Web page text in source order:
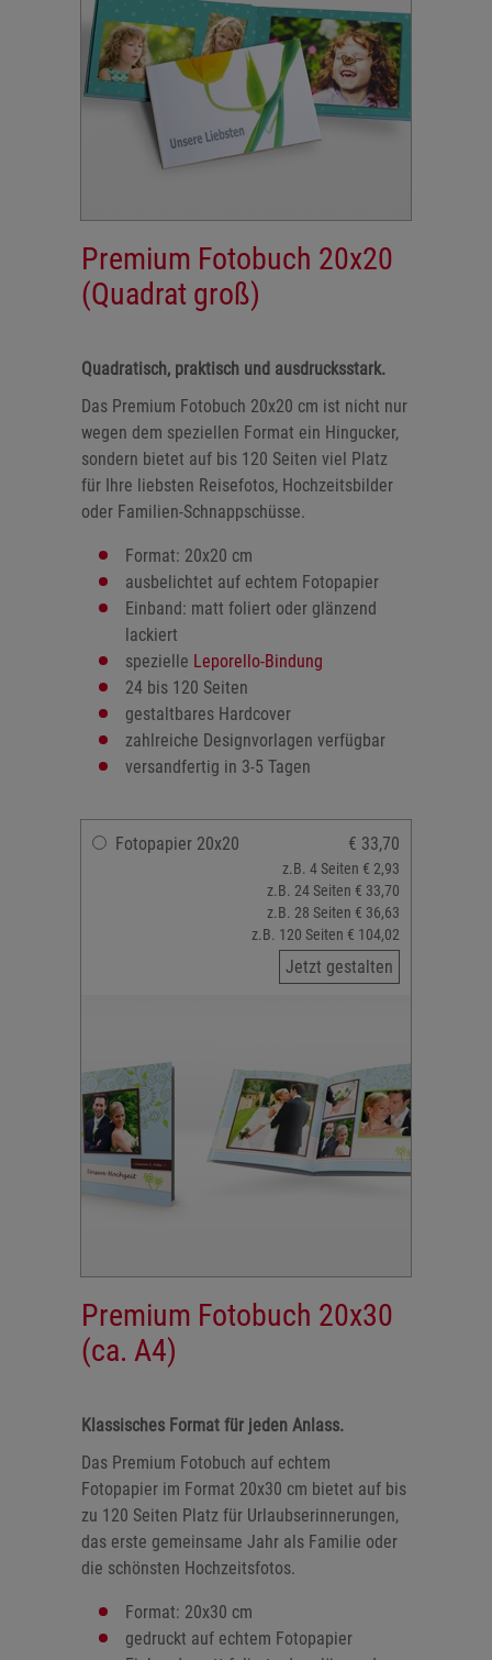
Premium Fotobuch 20x20
(Quadrat groß)
Quadratisch, praktisch und ausdrucksstark.
Das Premium Fotobuch 20x20 cm ist nicht nur
wegen dem speziellen Format ein Hingucker,
sondern bietet auf bis 120 Seiten viel Platz
für Ihre liebsten Reisefotos, Hochzeitsbilder
oder Familien-Schnappschüsse.
Format: 20x20 cm
ausbelichtet auf echtem Fotopapier
Einband: matt foliert oder glänzend
lackiert
spezielle Leporello-Bindung
24 bis 120 Seiten
gestaltbares Hardcover
zahlreiche Designvorlagen verfügbar
versandfertig in 3-5 Tagen
Fotopapier 20x20 € 33,70
z.B. 4 Seiten € 2,93
z.B. 24 Seiten € 33,70
z.B. 28 Seiten € 36,63
z.B. 120 Seiten € 104,02
Jetzt gestalten
Premium Fotobuch 20x30
(ca. A4)
Klassisches Format für jeden Anlass.
Das Premium Fotobuch auf echtem
Fotopapier im Format 20x30 cm bietet auf bis
zu 120 Seiten Platz für Urlaubserinnerungen,
das erste gemeinsame Jahr als Familie oder
die schönsten Hochzeitsfotos.
Format: 20x30 cm
gedruckt auf echtem Fotopapier